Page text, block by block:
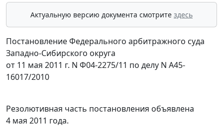
Актуальную версию документа смотрите здесь
Постановление Федерального арбитражного суда
Западно-Сибирского округа
от 11 мая 2011 г. N Ф04-2275/11 по делу N А45-
16017/2010
Резолютивная часть постановления объявлена
4 мая 2011 года.